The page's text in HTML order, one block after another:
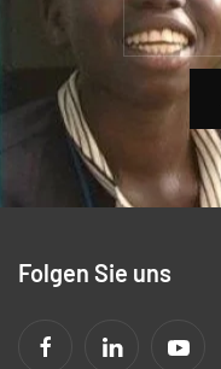
Folgen Sie uns